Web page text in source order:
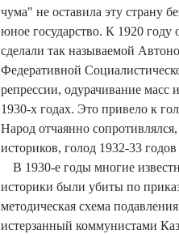
чума" не оставила эту страну
юное государство. К 1920 году
сделали так называемой
Федеративной
репрессии, одурачивание масс
1930-х годах. Это привело к
Народ отчаянно
историков, голод 1932-33
В 1930-е годы многие
историки были убиты по
методическая схема
истерзанный коммунистами